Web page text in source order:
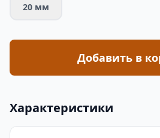
20 мм
Добавить в
Характеристики